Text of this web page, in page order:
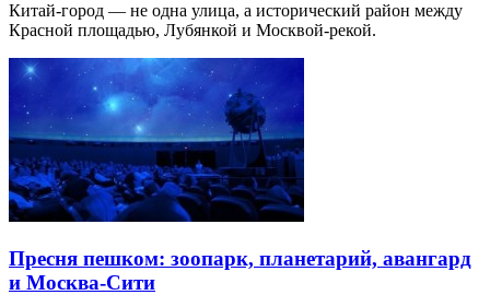
Китай-город — не одна улица, а исторический район между
Красной площадью, Лубянкой и Москвой-рекой.
Пресня пешком: зоопарк, планетарий, авангард
и Москва-Сити